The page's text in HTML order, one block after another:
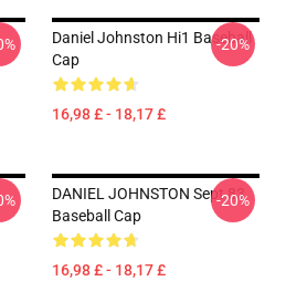
Daniel Johnston Hi1 Baseball
Cap
16,98 £ - 18,17 £
-20%
DANIEL JOHNSTON Sept 83
Baseball Cap
16,98 £ - 18,17 £
-20%